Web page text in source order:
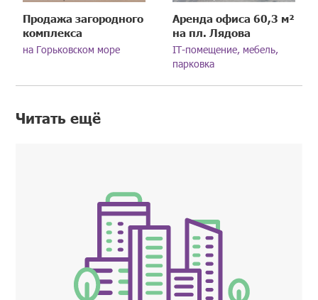
Продажа загородного
комплекса
на Горьковском море
Аренда офиса 60,3 м²
на пл. Лядова
IT-помещение, мебель,
парковка
Читать ещё